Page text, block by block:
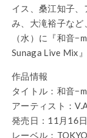
イス、桑江知子
み、大滝裕子な
（水）に『和音
Sunaga Live Mix
作品情報
タイトル：和音
アーティスト：
発売日：11月16日
レーベル：